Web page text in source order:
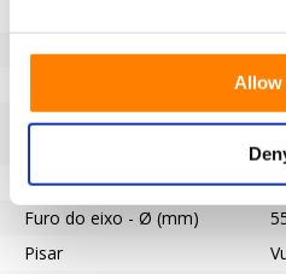
Allow
Diâmetro da roda (mm)
Tipo de rolamento
Comprimento do cubo (mm)
Furo do eixo - Ø (mm)
Pisar